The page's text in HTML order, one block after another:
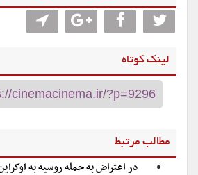
لینک کوتاه
مطالب مرتبط
در اعتراض به حمله روسیه به